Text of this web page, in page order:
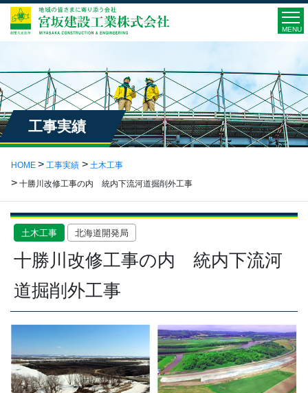
MENU
工事実績
HOME 工事実績
土木工事
十勝川改修工事の内 統内下流河道掘削外工事
土木工事 北海道開発局
十勝川改修工事の内 統内下流河
道掘削外工事